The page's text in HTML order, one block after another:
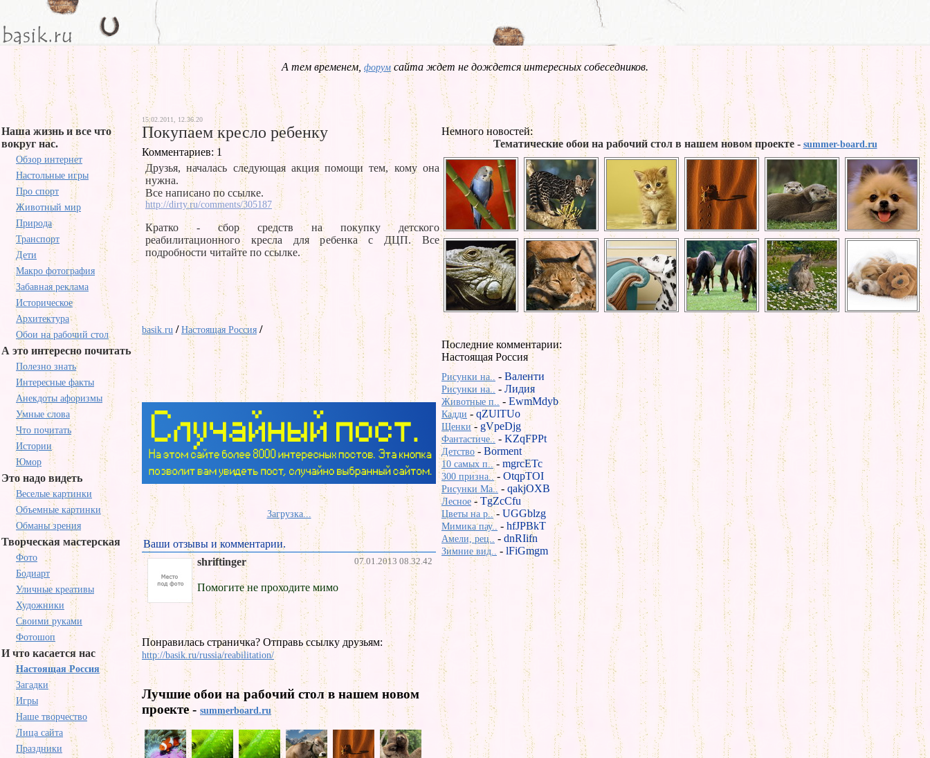
А тем временем, форум сайта ждет не дождется интересных собеседников.
Наша жизнь и все что
вокруг нас.
Обзор интернет
Настольные игры
Про спорт
Животный мир
Природа
Транспорт
Дети
Макро фотография
Забавная реклама
Историческое
Архитектура
Обои на рабочий стол
А это интересно почитать
Полезно знать
Интересные факты
Анекдоты афоризмы
Умные слова
Что почитать
Истории
Юмор
Это надо видеть
Веселые картинки
Объемные картинки
Обманы зрения
Творческая мастерская
Фото
Бодиарт
Уличные креативы
Художники
Своими руками
Фотошоп
И что касается нас
Настоящая Россия
Загадки
Игры
Наше творчество
Лица сайта
Праздники
15.02.2011, 12.36.20
Покупаем кресло ребенку
Комментариев: 1
Друзья, началась следующая акция помощи тем, кому она
нужна.
Все написано по ссылке.
http://dirty.ru/comments/305187
Кратко - сбор средств на покупку детского
реабилитационного кресла для ребенка с ДЦП. Все
подробности читайте по ссылке.
basik.ru / Настоящая Россия /
Загрузка...
Ваши отзывы и комментарии.
shriftinger
07.01.2013 08.32.42
Помогите не проходите мимо
Понравилась страничка? Отправь ссылку друзьям:
http://basik.ru/russia/reabilitation/
Лучшие обои на рабочий стол в нашем новом
проекте - summerboard.ru
Немного новостей:
Тематические обои на рабочий стол в нашем новом проекте - summer-board.ru
Последние комментарии:
Настоящая Россия
Рисунки на.. - Валенти
Рисунки на.. - Лидия
Животные п.. - EwmMdyb
Кадди -qZUlTUo
Щенки- gVpeDjg
Фантастиче.. - KZqFPPt
Детство- Borment
10 самых п..- mgrcETc
300 призна..- OtqpTOI
Рисунки Ma.. - qakjOXB
Лесное- TgZcCfu
Цветы на р..- UGGblzg
Мимика пау.. - hfJPBkT
Амели, рец.. - dnRIifn
Зимние вид.. - lFiGmgm